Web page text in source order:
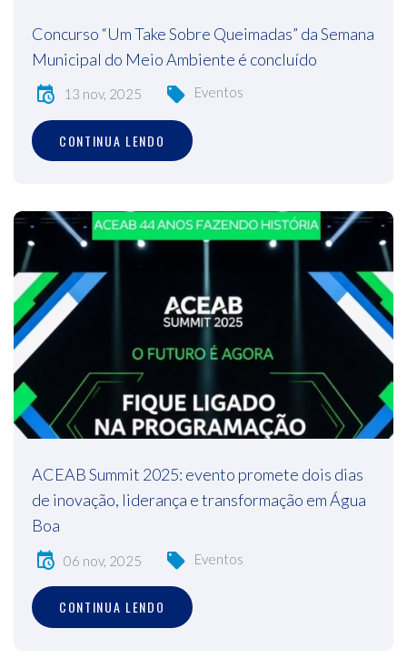
Concurso “Um Take Sobre Queimadas” da Semana
Municipal do Meio Ambiente é concluído
13 nov, 2025 Eventos
CONTINUA LENDO
ACEAB Summit 2025: evento promete dois dias
de inovação, liderança e transformação em Água
Boa
06 nov, 2025 Eventos
CONTINUA LENDO